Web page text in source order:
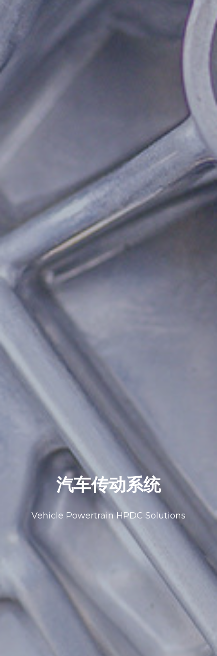
汽车传动系统
Vehicle Powertrain HPDC Solutions